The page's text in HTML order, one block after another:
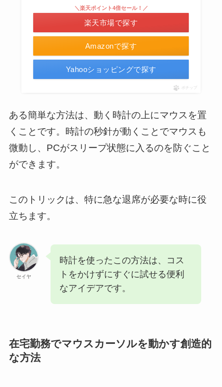
Amazonで探す
＼楽天ポイント4倍セール！／
楽天市場で探す
Yahooショッピングで探す
ポチップ
ある簡単な方法は、動く時計の上にマウスを置
くことです。時計の秒針が動くことでマウスも
微動し、PCがスリープ状態に入るのを防ぐこと
ができます。
このトリックは、特に急な退席が必要な時に役
立ちます。
セイヤ
時計を使ったこの方法は、コス
トをかけずにすぐに試せる便利
なアイデアです。
在宅勤務でマウスカーソルを動かす創造的
な方法